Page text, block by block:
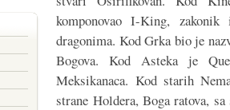
komponovao I-King,
dragonima. Kod Grka bio je
Bogova. Kod Asteka je
Meksikanaca. Kod starih
strane Holdera, Boga ratova,